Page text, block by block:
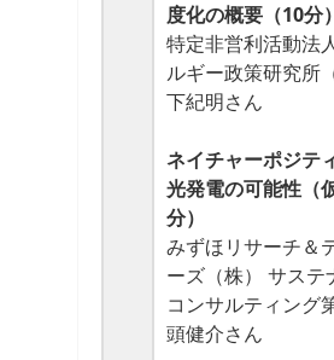
度化の概要（10分）
特定非営利活動法
ルギー政策研究所
下紀明さん
ネイチャーポジテ
光発電の可能性（
分）
みずほリサーチ＆
ーズ（株） サステ
コンサルティン
頭健介さん